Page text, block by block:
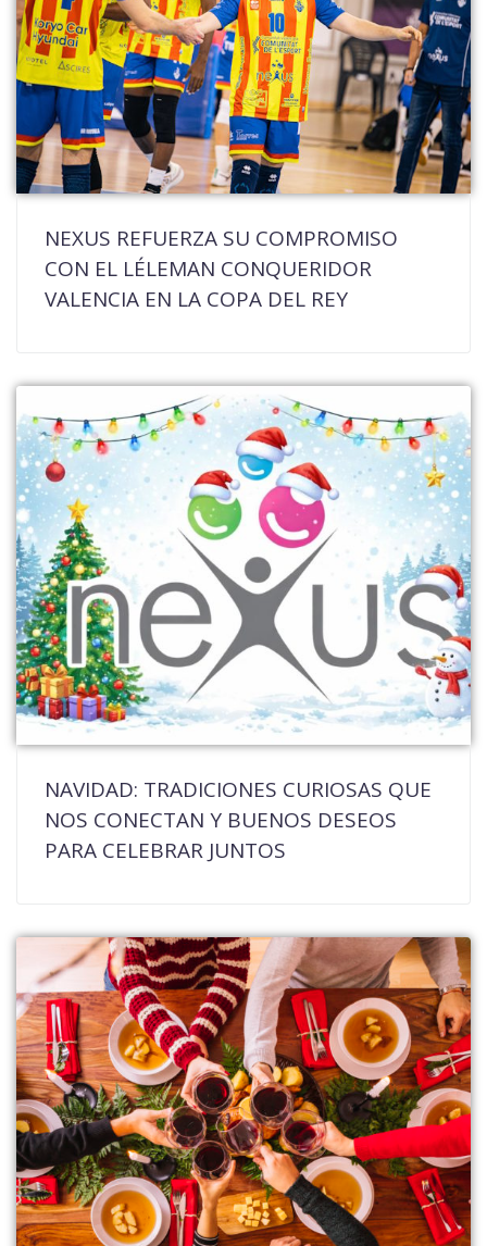
NEXUS REFUERZA SU COMPROMISO
CON EL LÉLEMAN CONQUERIDOR
VALENCIA EN LA COPA DEL REY
NAVIDAD: TRADICIONES CURIOSAS QUE
NOS CONECTAN Y BUENOS DESEOS
PARA CELEBRAR JUNTOS